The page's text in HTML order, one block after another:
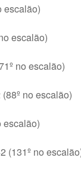
escalão)
escalão)
no escalão)
no escalão)
escalão)
(131º no